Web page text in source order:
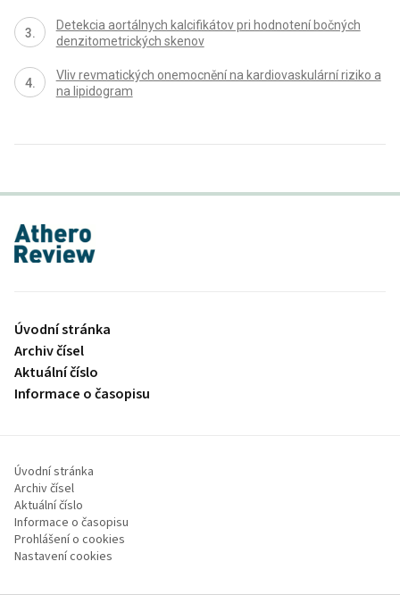
Detekcia aortálnych kalcifikátov pri hodnotení bočných
denzitometrických skenov
Vliv revmatických onemocnění na kardiovaskulární riziko a
na lipidogram
proLékaře.cz
Úvodní stránka
Archiv čísel
Aktuální číslo
Informace o časopisu
Úvodní stránka
Archiv čísel
Aktuální číslo
Informace o časopisu
Prohlášení o cookies
Nastavení cookies